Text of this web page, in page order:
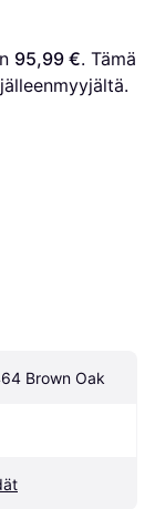
95,99 €. Tämä
Brown Oak